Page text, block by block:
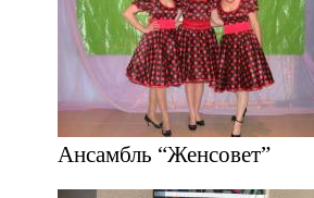
Ансамбль “Женсовет”